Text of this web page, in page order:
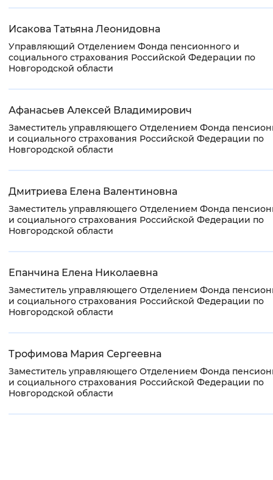
Исакова Татьяна Леонидовна
Управляющий Отделением Фонда пенсионного и
социального страхования Российской Федерации по
Новгородской области
Афанасьев Алексей Владимирович
Заместитель управляющего Отделением Фонда
и социального страхования Российской Федерации по
Новгородской области
Дмитриева Елена Валентиновна
Заместитель управляющего Отделением Фонда
и социального страхования Российской Федерации по
Новгородской области
Епанчина Елена Николаевна
Заместитель управляющего Отделением Фонда
и социального страхования Российской Федерации по
Новгородской области
Трофимова Мария Сергеевна
Заместитель управляющего Отделением Фонда
и социального страхования Российской Федерации по
Новгородской области